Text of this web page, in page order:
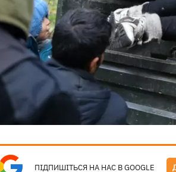
ПІДПИШІТЬСЯ НА НАС В GOOGLE